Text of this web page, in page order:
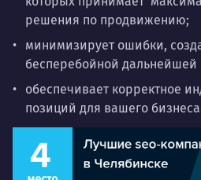
решения по продвижению;
минимизирует ошибки,
бесперебойной дальнейшей
обеспечивает корректное
позиций для вашего